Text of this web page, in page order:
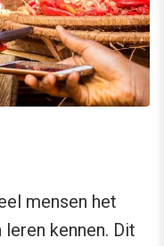
mensen het
leren kennen. Dit